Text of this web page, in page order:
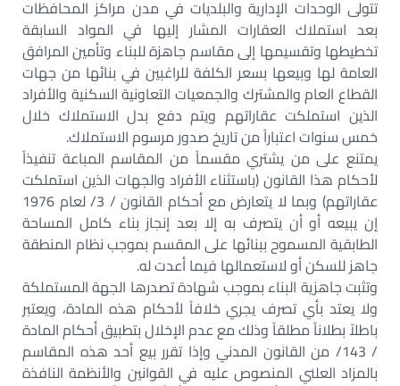
تتولى الوحدات الإدارية والبلديات في مدن مراكز المحافظات
بعد استملاك العقارات المشار إليها في المواد السابقة
تخطيطها وتقسيمها إلى مقاسم جاهزة للبناء وتأمين المرافق
العامة لها وبيعها بسعر الكلفة للراغبين في بنائها من جهات
القطاع العام والمشترك والجمعيات التعاونية السكنية والأفراد
الذين استملكت عقاراتهم ويتم دفع بدل الاستملاك خلال
خمس سنوات اعتباراً من تاريخ صدور مرسوم الاستملاك.
يمتنع على من يشتري مقسماً من المقاسم المباعة تنفيذاً
لأحكام هذا القانون (باستثناء الأفراد والجهات الذين استملكت
عقاراتهم) وبما لا يتعارض مع أحكام القانون / 3/ لعام 1976
إن يبيعه أو أن يتصرف به إلا بعد إنجاز بناء كامل المساحة
الطابقية المسموح ببنائها على المقسم بموجب نظام المنطقة
جاهز للسكن أو لاستعمالها فيما أعدت له.
وتثبت جاهزية البناء بموجب شهادة تصدرها الجهة المستملكة
ولا يعتد بأي تصرف يجري خلافاً لأحكام هذه المادة، ويعتبر
باطلاً بطلاناً مطلقاً وذلك مع عدم الإخلال بتطبيق أحكام المادة
/ 143/ من القانون المدني وإذا تقرر بيع أحد هذه المقاسم
بالمزاد العلني المنصوص عليه في القوانين والأنظمة النافذة